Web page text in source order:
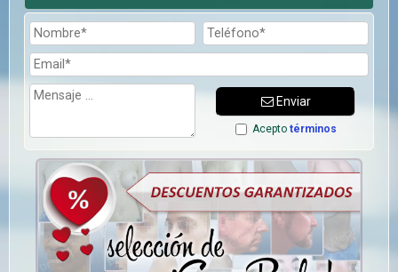
Enviar
Acepto términos